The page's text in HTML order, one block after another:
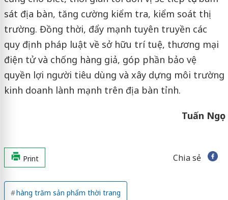
sát địa bàn, tăng cường kiểm tra, kiểm soát thị
trường. Đồng thời, đẩy mạnh tuyên truyền các
quy định pháp luật về sở hữu trí tuệ, thương mại
điện tử và chống hàng giả, góp phần bảo vệ
quyền lợi người tiêu dùng và xây dựng môi trường
kinh doanh lành mạnh trên địa bàn tỉnh.
Tuấn Ngọc
Print Chia sẻ
hàng trăm sản phẩm thời trang